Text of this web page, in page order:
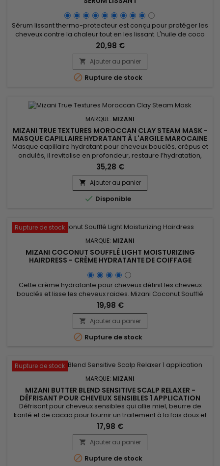
Sérum lissant thermo-protecteur est conçu pour protéger les
cheveux contre la chaleur tout en les lissant. L'huile de coco
nourrit profondément, renforce la fibre capillaire et réduit les
frisottis, offrant une finition soyeuse et brillante. Parfait pour
une utilisation avant le coiffage à chaud, Mizani
Thermasmooth Smooth Guard Serum forme une barrière...
20,98 €
 Ajouter au panier
 Rupture de stock
MARQUE: MIZANI
MIZANI TRUE TEXTURES MOROCCAN CLAY STEAM MASK -
MASQUE CAPILLAIRE HYDRATANT À L'ARGILE MAROCAINE
Masque capillaire hydratant pour cheveux bouclés, crépus et
ondulés, il revitalise en profondeur, restaure l’hydratation,
nourrit et définit les boucles. Mizani True Textures Moroccan
Clay Steam Mask est enrichi en huile de Marula pour
protéger les cheveux, en beurre de Karité pour nourrir et
prévenir la casse, en huile de Soja pour réduire les nœuds,
en...
35,28 €
 Ajouter au panier
 Disponible
Rupture de stock
MARQUE: MIZANI
MIZANI COCONUT SOUFFLÉ LIGHT MOISTURIZING
HAIRDRESS - CRÈME HYDRATANTE DE COIFFAGE
Cette crème hydratante pour cheveux définit les cheveux
bouclés et lisse les cheveux raides. Mizani Coconut Soufflé
Light Moisturizing Hairdress fond sans effort dans les cheveux,
pénètre la fibre capillaire pour l'hydrater intensément et
minimiser la casse. Renforcée par les propriétés
hydratantes, revitalisantes de l'huile de Riz, de l’huile de...
19,98 €
 Ajouter au panier
 Rupture de stock
Rupture de stock
MARQUE: MIZANI
MIZANI BUTTER BLEND SENSITIVE SCALP RELAXER -
DÉFRISANT POUR CHEVEUX SENSIBLES 1 APPLICATION
Défrisant pour cheveux sensibles qui allie miel, beurre de
karité et de cacao pour fournir un traitement à la fois doux et
efficace.&nbsp; Le miel assure une hydratation profonde,
atténuant sécheresse et frisottis. Le beurre de karité, chargé
de vitamines, renforce les mèches vulnérables tout en
réduisant la casse. Quant au cacao, il confère brillance et...
17,98 €
 Ajouter au panier
 Rupture de stock